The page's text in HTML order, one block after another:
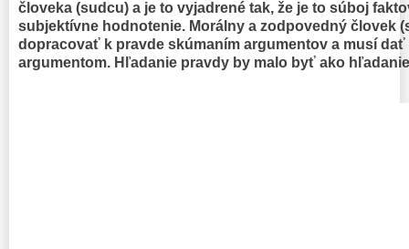
človeka (sudcu) a je to vyjadrené tak, že je to súboj
subjektívne hodnotenie. Morálny a zodpovedný človek
dopracovať k pravde skúmaním argumentov a musí
argumentom. Hľadanie pravdy by malo byť ako